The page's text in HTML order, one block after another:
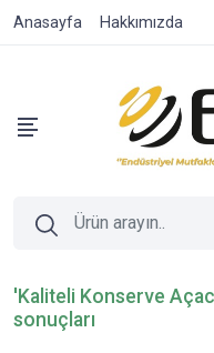
Anasayfa Hakkımızda
'Kaliteli Konserve
sonuçları